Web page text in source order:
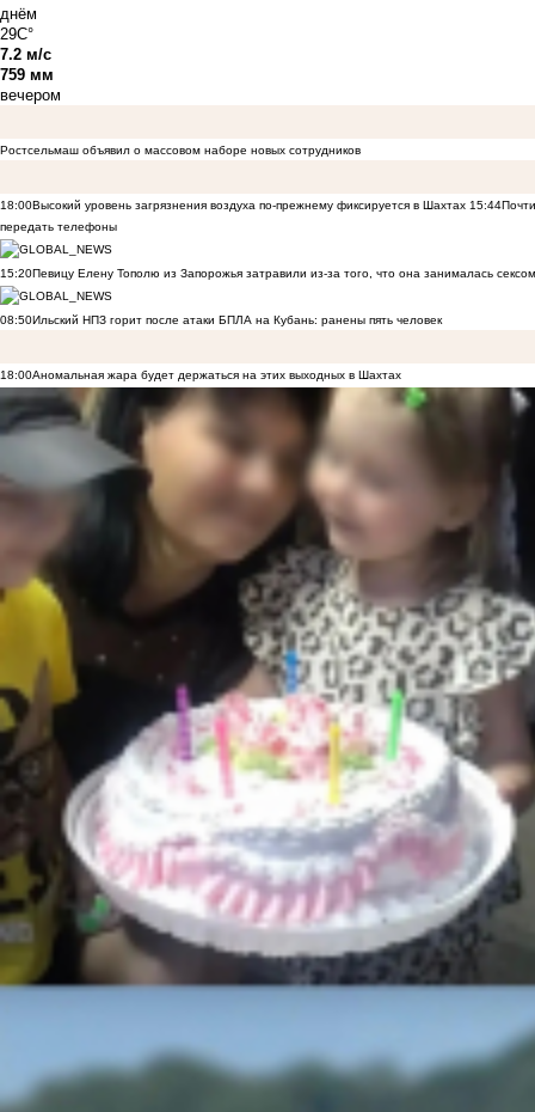
днём
29C°
7.2 м/с
759 мм
вечером
Ростсельмаш объявил о массовом наборе новых сотрудников
18:00Высокий уровень загрязнения воздуха по-прежнему фиксируется в Шахтах 15:44
передать телефоны
15:20Певицу Елену Тополю из Запорожья затравили из-за того, что она занималась
08:50Ильский НПЗ горит после атаки БПЛА на Кубань: ранены пять человек
18:00Аномальная жара будет держаться на этих выходных в Шахтах